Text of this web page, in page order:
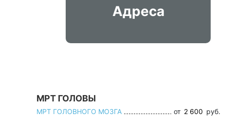
Адреса
МРТ ГОЛОВЫ
МРТ ГОЛОВНОГО МОЗГА от 2 600 руб.